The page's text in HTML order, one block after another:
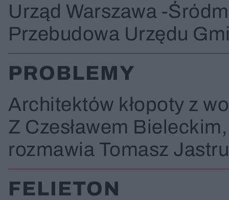
Urząd Warszawa -
Przebudowa Urzędu
PROBLEMY
Architektów kłopoty z
Z Czesławem
rozmawia Tomasz
FELIETON